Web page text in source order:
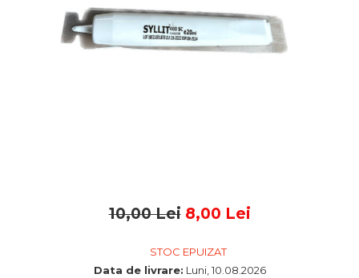
10,00 Lei 8,00 Lei
STOC EPUIZAT
Data de livrare: Luni, 10.08.2026